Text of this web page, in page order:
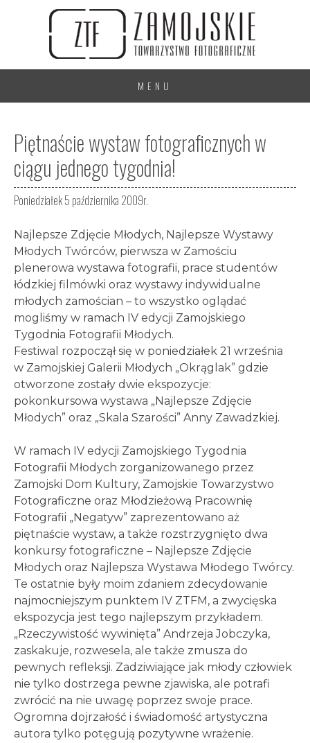
MENU
Piętnaście wystaw fotograficznych w
ciągu jednego tygodnia!
Poniedziałek 5 października 2009r.
Najlepsze Zdjęcie Młodych, Najlepsze Wystawy
Młodych Twórców, pierwsza w Zamościu
plenerowa wystawa fotografii, prace studentów
łódzkiej filmówki oraz wystawy indywidualne
młodych zamościan – to wszystko oglądać
mogliśmy w ramach IV edycji Zamojskiego
Tygodnia Fotografii Młodych.
Festiwal rozpoczął się w poniedziałek 21 września
w Zamojskiej Galerii Młodych „Okrąglak” gdzie
otworzone zostały dwie ekspozycje:
pokonkursowa wystawa „Najlepsze Zdjęcie
Młodych” oraz „Skala Szarości” Anny Zawadzkiej.
W ramach IV edycji Zamojskiego Tygodnia
Fotografii Młodych zorganizowanego przez
Zamojski Dom Kultury, Zamojskie Towarzystwo
Fotograficzne oraz Młodzieżową Pracownię
Fotografii „Negatyw” zaprezentowano aż
piętnaście wystaw, a także rozstrzygnięto dwa
konkursy fotograficzne – Najlepsze Zdjęcie
Młodych oraz Najlepsza Wystawa Młodego Twórcy.
Te ostatnie były moim zdaniem zdecydowanie
najmocniejszym punktem IV ZTFM, a zwycięska
ekspozycja jest tego najlepszym przykładem.
„Rzeczywistość wywinięta” Andrzeja Jobczyka,
zaskakuje, rozwesela, ale także zmusza do
pewnych refleksji. Zadziwiające jak młody człowiek
nie tylko dostrzega pewne zjawiska, ale potrafi
zwrócić na nie uwagę poprzez swoje prace.
Ogromna dojrzałość i świadomość artystyczna
autora tylko potęgują pozytywne wrażenie.